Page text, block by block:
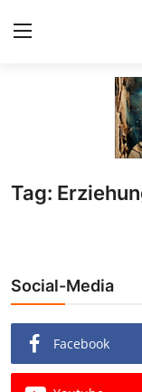
Galerie
Redaktion
Beiträge
Vorproduktion
Tag:
Social-Media
Facebook